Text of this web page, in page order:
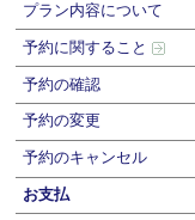
プラン内容について
予約に関すること
予約の確認
予約の変更
予約のキャンセル
お支払